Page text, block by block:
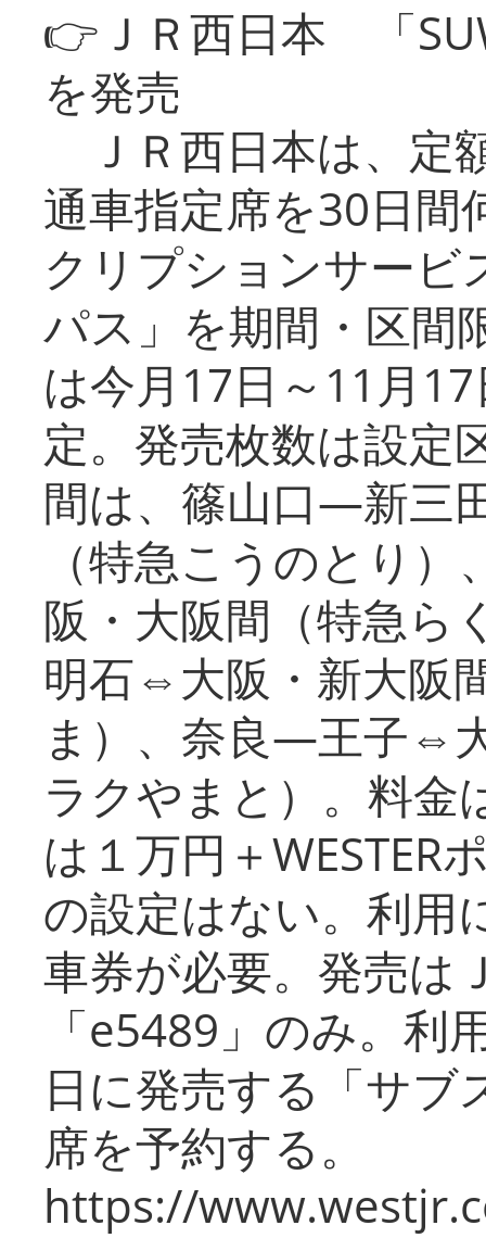
👉ＪＲ西日本 「
を発売
ＪＲ西日本は、定
通車指定席を30日間
クリプションサービ
パス」を期間・区間
は今月17日～11月
定。発売枚数は設定
間は、篠山口―新三
（特急こうのとり
阪・大阪間（特急
明石⇔大阪・新大阪
ま）、奈良―王子⇔
ラクやまと）。料金
は１万円＋WESTER
の設定はない。利用
車券が必要。発売は
「e5489」のみ。利
日に発売する「サブ
席を予約する。
https://